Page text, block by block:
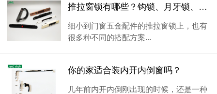
推拉窗锁有哪些？钩锁、月牙锁、执手锁
细小到门窗五金配件的推拉窗锁上，也有
很多种不同的搭配方案...
你的家适合装内开内倒窗吗？
几年前内开内倒刚出现的时候，还是一种